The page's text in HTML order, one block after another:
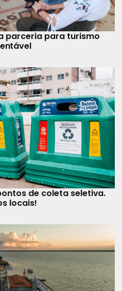
parceria para turismo
de coleta seletiva.
locais!